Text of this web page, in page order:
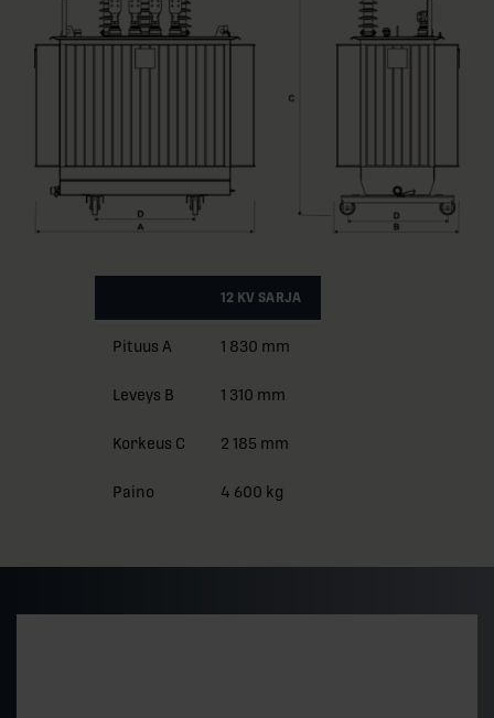
12 KV SARJA
Pituus A 1 830 mm
Leveys B 1 310 mm
Korkeus C 2 185 mm
Paino 4 600 kg